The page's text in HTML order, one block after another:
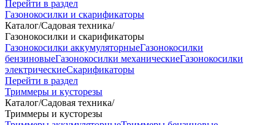
Перейти в раздел
Газонокосилки и скарификаторы
Каталог/Садовая техника/
Газонокосилки и скарификаторы
Газонокосилки аккумуляторныеГазонокосилки
бензиновыеГазонокосилки механическиеГазонокосилки
электрическиеСкарификаторы
Перейти в раздел
Триммеры и кусторезы
Каталог/Садовая техника/
Триммеры и кусторезы